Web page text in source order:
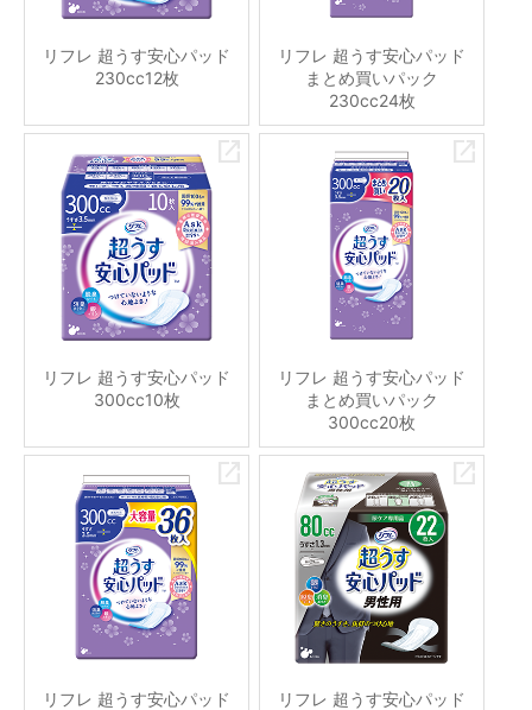
リフレ 超うす安心パッド
230cc12枚
リフレ 超うす安心パッド
まとめ買いパック
230cc24枚
リフレ 超うす安心パッド
300cc10枚
リフレ 超うす安心パッド
まとめ買いパック
300cc20枚
リフレ 超うす安心パッド
リフレ 超うす安心パッド